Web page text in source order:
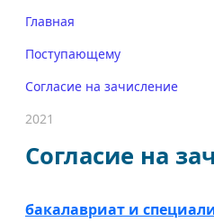
Главная
Поступающему
Согласие на зачисление
2021
Согласие на
бакалавриат и